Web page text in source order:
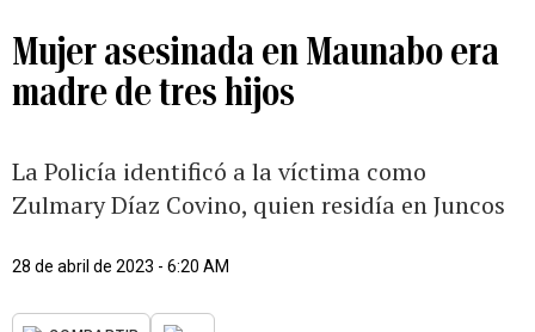
Mujer asesinada en Maunabo era
madre de tres hijos
La Policía identificó a la víctima como
Zulmary Díaz Covino, quien residía en Juncos
28 de abril de 2023 - 6:20 AM